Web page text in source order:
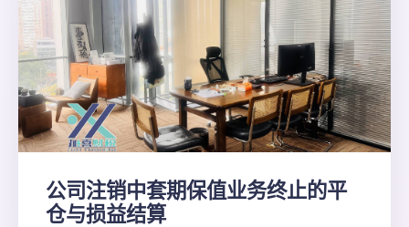
公司注销中套期保值业务终止的平
仓与损益结算